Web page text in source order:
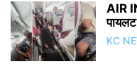
AIR
KC